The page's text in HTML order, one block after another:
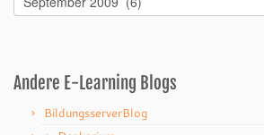
Andere E-Learning Blogs
BildungsserverBlog